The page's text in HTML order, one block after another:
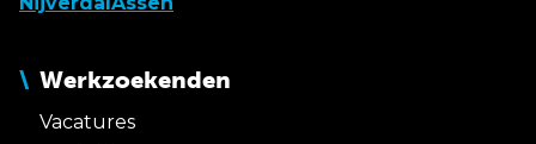
Werkzoekenden
Vacatures